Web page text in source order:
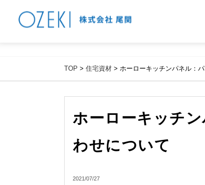
TOP > 住宅資材 > ホーローキッチンパネル：
ホーローキッチ
わせについて
2021/07/27